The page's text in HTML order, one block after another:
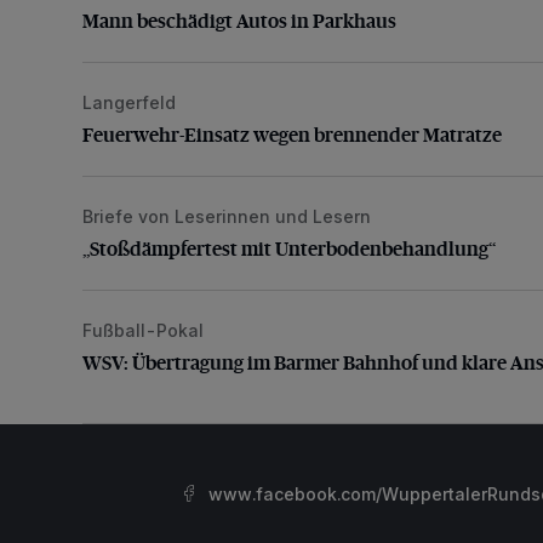
Mann beschädigt Autos in Parkhaus
Feuerwehr-Einsatz wegen brennender Matratze
Langerfeld
Feuerwehr-Einsatz wegen brennender Matratze
„Stoßdämpfertest mit Unterbodenbehandlung“
Briefe von Leserinnen und Lesern
„Stoßdämpfertest mit Unterbodenbehandlung“
WSV: Übertragung im Barmer Bahnhof und klare
Fußball-Pokal
WSV: Übertragung im Barmer Bahnhof und klare
www.facebook.com/